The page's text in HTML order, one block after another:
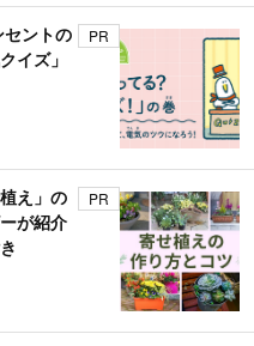
セントの
イズ」
PR
え」の
が紹介
PR